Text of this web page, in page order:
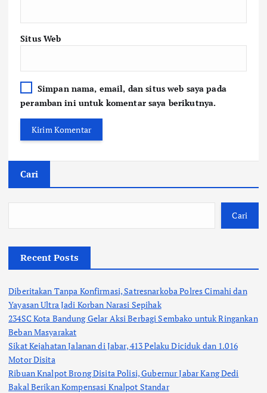
Situs Web
Simpan nama, email, dan situs web saya pada
peramban ini untuk komentar saya berikutnya.
Cari
Cari
Recent Posts
Diberitakan Tanpa Konfirmasi, Satresnarkoba Polres Cimahi dan
Yayasan Ultra Jadi Korban Narasi Sepihak
234SC Kota Bandung Gelar Aksi Berbagi Sembako untuk Ringankan
Beban Masyarakat
Sikat Kejahatan Jalanan di Jabar, 413 Pelaku Diciduk dan 1.016
Motor Disita
Ribuan Knalpot Brong Disita Polisi, Gubernur Jabar Kang Dedi
Bakal Berikan Kompensasi Knalpot Standar